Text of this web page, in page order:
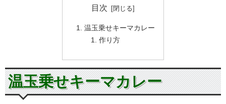
目次
温玉乗せキーマカレー
作り方
温玉乗せキーマカレー